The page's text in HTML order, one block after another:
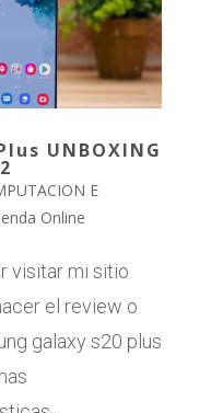
UNBOXING
E
Online
visitar mi sitio
el review o
galaxy s20 plus